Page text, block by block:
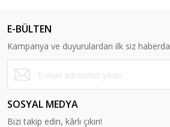
E-BÜLTEN
Kampanya ve duyurulardan ilk siz
SOSYAL MEDYA
Bizi takip edin, kârlı çıkın!